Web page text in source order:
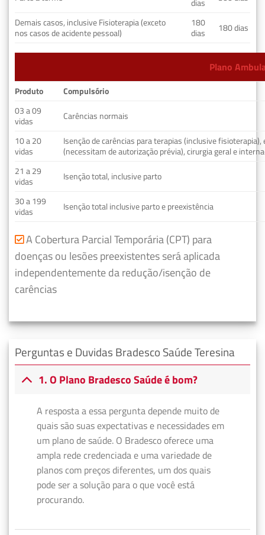
dias
Demais casos, inclusive Fisioterapia (exceto
nos casos de acidente pessoal)
180
dias
180 dias
Plano
Produto
Compulsório
03 a 09
vidas
Carências normais
10 a 20
vidas
Isenção de carências para terapias (inclusive fisioterapia),
(necessitam de autorização prévia), cirurgia geral e
21 a 29
vidas
Isenção total, inclusive parto
30 a 199
vidas
Isenção total inclusive parto e preexistência
A Cobertura Parcial Temporária (CPT) para
doenças ou lesões preexistentes será aplicada
independentemente da redução/isenção de
carências
Perguntas e Duvidas Bradesco Saúde Teresina
1. O Plano Bradesco Saúde é bom?
A resposta a essa pergunta depende muito de
quais são suas expectativas e necessidades em
um plano de saúde. O Bradesco oferece uma
ampla rede credenciada e uma variedade de
planos com preços diferentes, um dos quais
pode ser a solução para o que você está
procurando.